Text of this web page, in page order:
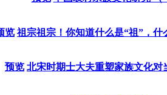
览 祖宗祖宗！你知道什么是“祖”，什
预览 北宋时期士大夫重塑家族文化对